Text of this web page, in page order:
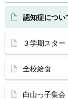
認知症につい
３学期スター
全校給食
白山っ子集会